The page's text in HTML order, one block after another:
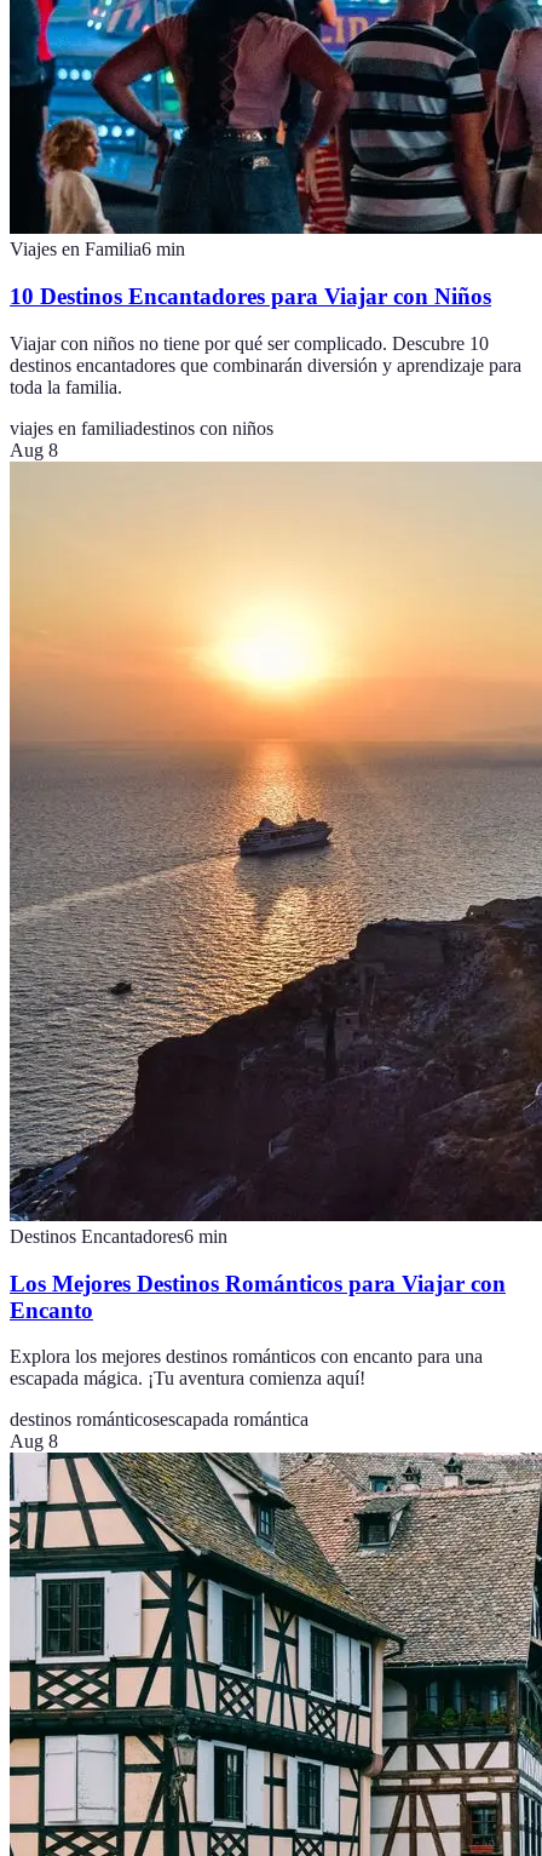
Viajes en Familia6 min
10 Destinos Encantadores para Viajar con Niños
Viajar con niños no tiene por qué ser complicado. Descubre 10
destinos encantadores que combinarán diversión y aprendizaje para
toda la familia.
viajes en familiadestinos con niños
Aug 8
Destinos Encantadores6 min
Los Mejores Destinos Románticos para Viajar con
Encanto
Explora los mejores destinos románticos con encanto para una
escapada mágica. ¡Tu aventura comienza aquí!
destinos románticosescapada romántica
Aug 8